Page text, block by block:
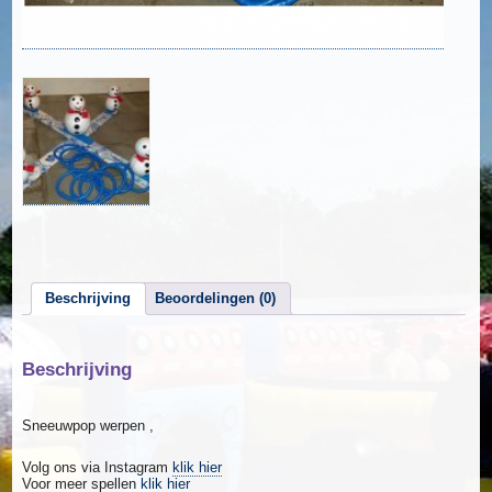
Beschrijving Beoordelingen (0)
Beschrijving
Sneeuwpop werpen ,
Volg ons via Instagram klik hier
Voor meer spellenklik hier